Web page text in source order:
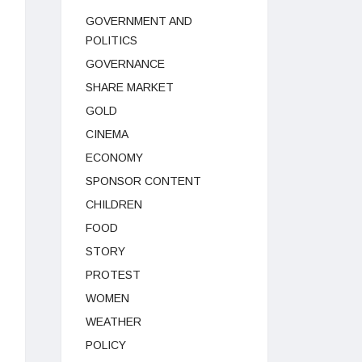
GOVERNMENT AND
POLITICS
GOVERNANCE
SHARE MARKET
GOLD
CINEMA
ECONOMY
SPONSOR CONTENT
CHILDREN
FOOD
STORY
PROTEST
WOMEN
WEATHER
POLICY